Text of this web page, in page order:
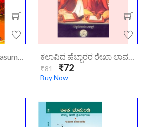
ಕಲಸುಮೇಲೋಗರ | Kalasumelogara ಕಲಾವಿದ ಹೆಬ್ಬಾರರ ರೇಖಾ ಲಾವಣ್ಯ//kalavida-Hebbarara-Rekha-Lavanya/
₹81₹72
Buy Now